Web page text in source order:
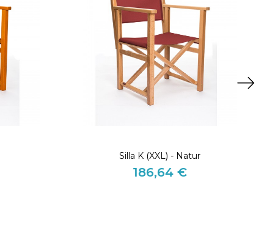
Silla K (XXL) - Natur
Precio
186,64 €